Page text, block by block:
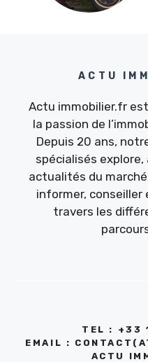
ACTU
Actu immobilier.fr
la passion de
Depuis 20 ans,
spécialisés
actualités du
informer, conseiller
travers les
TEL : +33
EMAIL :
ACTU